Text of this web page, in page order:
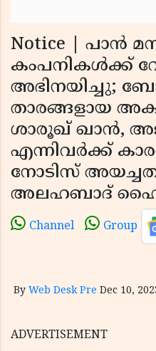
Notice | പാന്‍
കംപനികള്‍ക്ക്
അഭിനയിച്ചു;
താരങ്ങളായ
ശാരൂഖ് ഖാന്‍,
എന്നിവര്‍ക്ക്
നോടിസ്
അലഹബാദ്
Channel Group
By Web Desk Pre Dec 10,
ADVERTISEMENT